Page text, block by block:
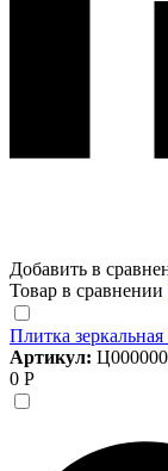
Добавить в
Товар в сравнении
Плитка
Артикул:
0 Р